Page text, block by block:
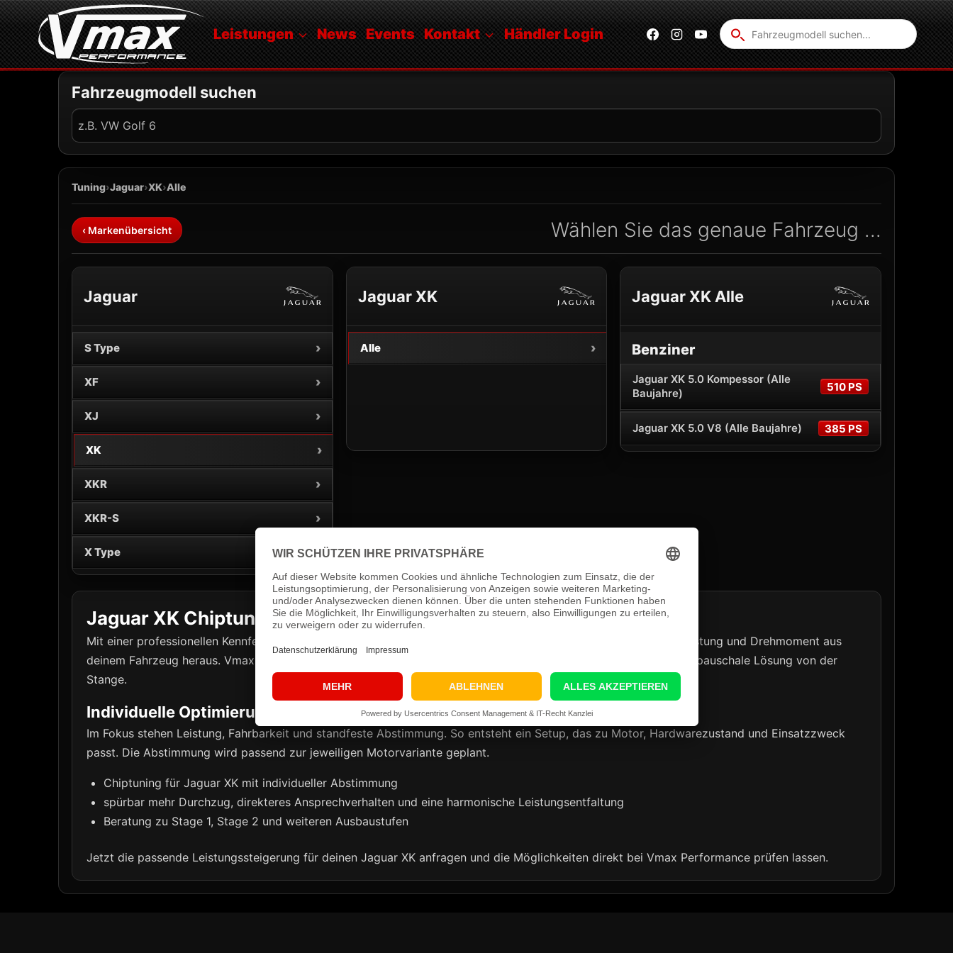
Zum
Inhalt
springen
Leistungen News Events Kontakt Händler Login
Fahrzeug
suchen
Fahrzeugmodell suchen
Fahrzeug
suchen
Tuning›Jaguar›XK›Alle
‹ Markenübersicht Wählen Sie das genaue Fahrzeug ...
Jaguar
S Type ›
XF ›
XJ ›
XK ›
XKR ›
XKR-S ›
X Type ›
Jaguar XK
Alle ›
Jaguar XK Alle
Benziner
Jaguar XK 5.0 Kompessor (Alle
Baujahre)
510 PS
Jaguar XK 5.0 V8 (Alle Baujahre) 385 PS
Jaguar XK Chiptuning & Leistungssteigerung
Mit einer professionellen Kennfeldoptimierung für den Jaguar XK holst du je nach Motorisierung spürbar mehr Leistung und Drehmoment aus
deinem Fahrzeug heraus. Vmax Performance setzt dabei auf eine individuelle Softwareoptimierung statt auf eine pauschale Lösung von der
Stange.
Individuelle Optimierung passend zur jeweiligen Motorisierung
Im Fokus stehen Leistung, Fahrbarkeit und standfeste Abstimmung. So entsteht ein Setup, das zu Motor, Hardwarezustand und Einsatzzweck
passt. Die Abstimmung wird passend zur jeweiligen Motorvariante geplant.
Chiptuning für Jaguar XK mit individueller Abstimmung
spürbar mehr Durchzug, direkteres Ansprechverhalten und eine harmonische Leistungsentfaltung
Beratung zu Stage 1, Stage 2 und weiteren Ausbaustufen
Jetzt die passende Leistungssteigerung für deinen Jaguar XK anfragen und die Möglichkeiten direkt bei Vmax Performance prüfen lassen.